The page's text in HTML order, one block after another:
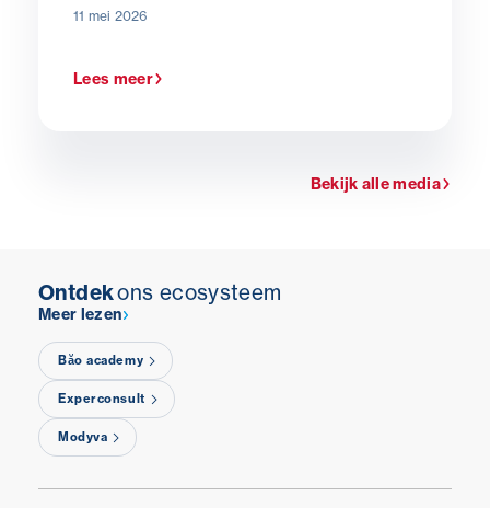
11 mei 2026
Lees meer
Bekijk alle media
Ontdekons ecosysteem
Meer lezen
Băo academy
Experconsult
Modyva